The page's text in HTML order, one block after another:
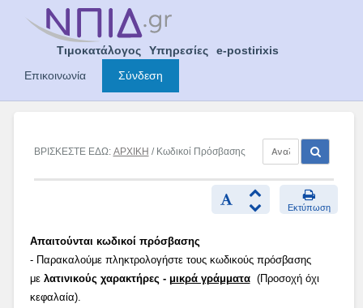
Τιμοκατάλογος Υπηρεσίες
e-postirixis
Επικοινωνία
Σύνδεση
ΒΡΙΣΚΕΣΤΕ ΕΔΩ: ΑΡΧΙΚΗ / Κωδικοί Πρόσβασης
Εκτύπωση
Απαιτούνται κωδικοί πρόσβασης
- Παρακαλούμε πληκτρολογήστε τους κωδικούς πρόσβασης
με λατινικούς χαρακτήρες - μικρά γράμματα(Προσοχή όχι
κεφαλαία).